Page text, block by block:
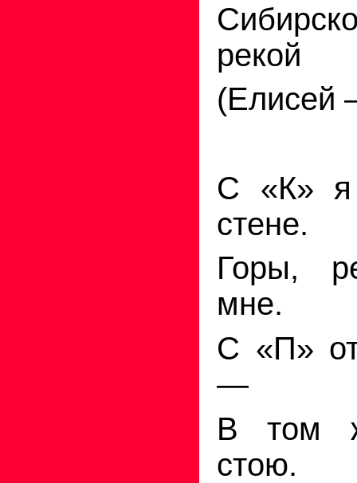
рекой
(Елисей
С «К» я
стене.
Горы,
мне.
С «П»
—
В том
стою.